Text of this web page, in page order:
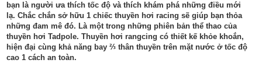
bạn là người ưa thích tốc độ và thích khám phá những điều mới
lạ. Chắc chắn sở hữu 1 chiếc thuyền hơi racing sẽ giúp bạn thỏa
những đam mê đó. Là một trong những phiên bản thể thao của
thuyền hơi Tadpole. Thuyền hơi rangcing có thiết kế khỏe khoắn,
hiện đại cùng khả năng bay ⅔ thân thuyền trên mặt nước ở tốc độ
cao 1 cách an toàn.